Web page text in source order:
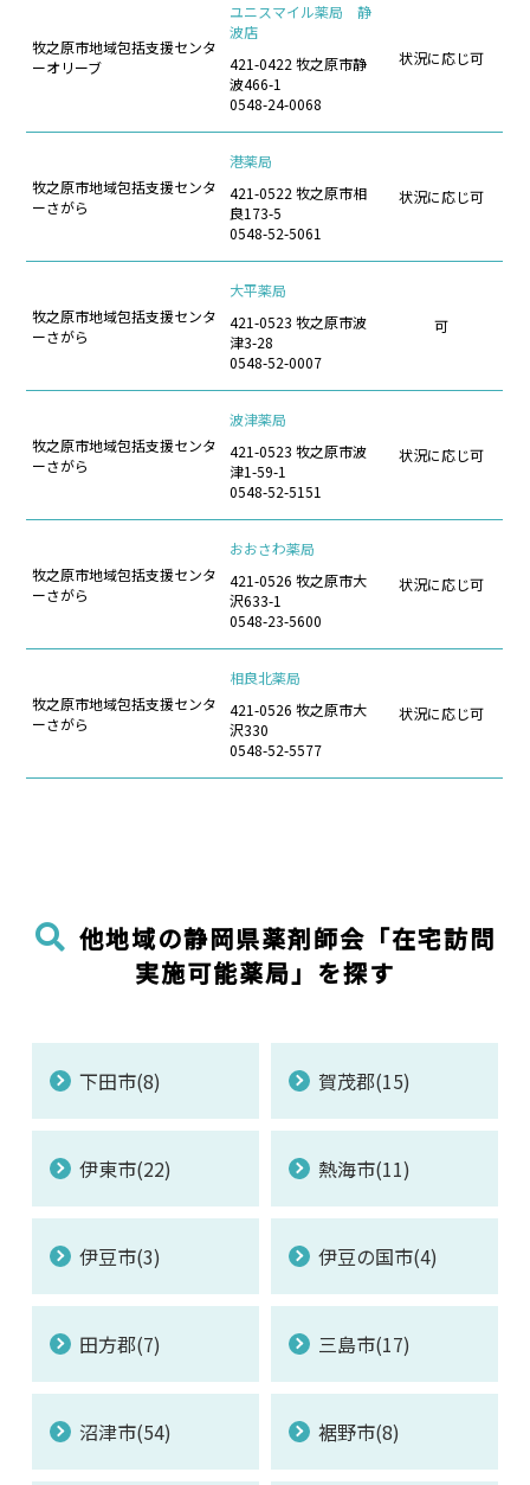
牧之原市地域包括支援センタ
ーオリーブ
ユニスマイル薬局 静
波店
421-0422 牧之原市静
波466-1
0548-24-0068
状況に応じ可
牧之原市地域包括支援センタ
ーさがら
港薬局
421-0522 牧之原市相
良173-5
0548-52-5061
状況に応じ可
牧之原市地域包括支援センタ
ーさがら
大平薬局
421-0523 牧之原市波
津3-28
0548-52-0007
可
牧之原市地域包括支援センタ
ーさがら
波津薬局
421-0523 牧之原市波
津1-59-1
0548-52-5151
状況に応じ可
牧之原市地域包括支援センタ
ーさがら
おおさわ薬局
421-0526 牧之原市大
沢633-1
0548-23-5600
状況に応じ可
牧之原市地域包括支援センタ
ーさがら
相良北薬局
421-0526 牧之原市大
沢330
0548-52-5577
状況に応じ可
他地域の静岡県薬剤師会「在宅訪問
実施可能薬局」を探す
下田市(8) 賀茂郡(15)
伊東市(22) 熱海市(11)
伊豆市(3) 伊豆の国市(4)
田方郡(7) 三島市(17)
沼津市(54) 裾野市(8)